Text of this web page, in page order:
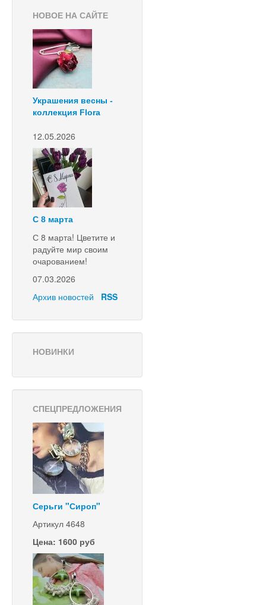
НОВОЕ НА САЙТЕ
Украшения весны -
коллекция Flora
12.05.2026
С 8 марта
С 8 марта! Цветите и
радуйте мир своим
очарованием!
07.03.2026
Архив новостей
RSS
НОВИНКИ
СПЕЦПРЕДЛОЖЕНИЯ
Серьги "Сироп"
Артикул 4648
Цена: 1600 руб